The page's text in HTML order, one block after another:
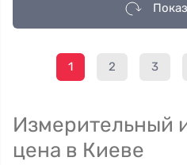
1 2 3
Измерительный
цена в Киеве